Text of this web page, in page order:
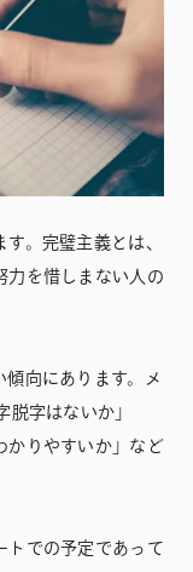
。完璧主義とは、
力を惜しまない人の
傾向にあります。メ
脱字はないか」
かりやすいか」など
トでの予定であって